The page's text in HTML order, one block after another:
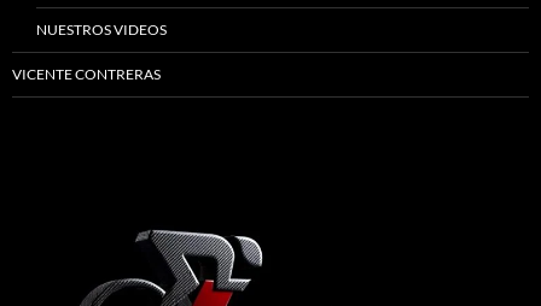
NUESTROS VIDEOS
VICENTE CONTRERAS